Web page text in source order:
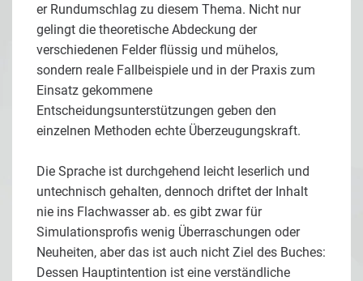
er Rundumschlag zu diesem Thema. Nicht nur
gelingt die theoretische Abdeckung der
verschiedenen Felder flüssig und mühelos,
sondern reale Fallbeispiele und in der Praxis zum
Einsatz gekommene
Entscheidungsunterstützungen geben den
einzelnen Methoden echte Überzeugungskraft.
Die Sprache ist durchgehend leicht leserlich und
untechnisch gehalten, dennoch driftet der Inhalt
nie ins Flachwasser ab. es gibt zwar für
Simulationsprofis wenig Überraschungen oder
Neuheiten, aber das ist auch nicht Ziel des Buches:
Dessen Hauptintention ist eine verständliche